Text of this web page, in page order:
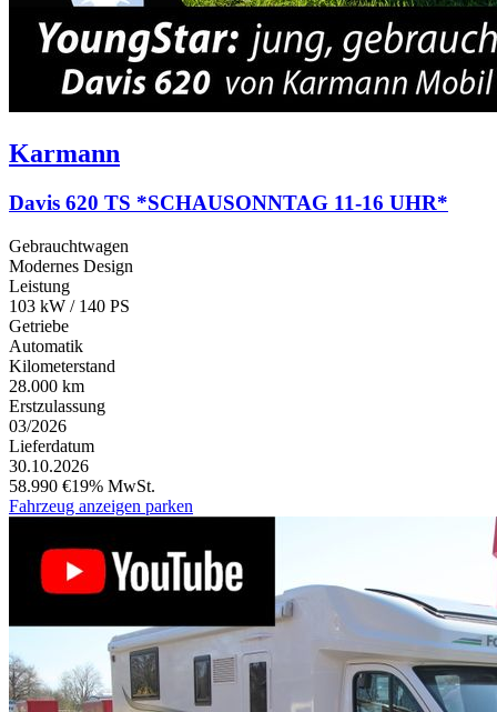
Karmann
Davis 620 TS *SCHAUSONNTAG 11-16 UHR*
Gebrauchtwagen
Modernes Design
Leistung
103 kW / 140 PS
Getriebe
Automatik
Kilometerstand
28.000 km
Erstzulassung
03/2026
Lieferdatum
30.10.2026
58.990 €19% MwSt.
Fahrzeug anzeigen parken